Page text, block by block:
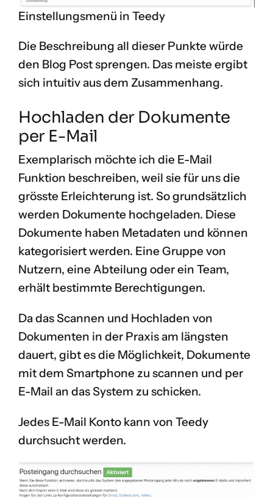
Einstellungsmenü in Teedy
Die Beschreibung all dieser Punkte würde
den Blog Post sprengen. Das meiste ergibt
sich intuitiv aus dem Zusammenhang.
Hochladen der Dokumente
per E-Mail
Exemplarisch möchte ich die E-Mail
Funktion beschreiben, weil sie für uns die
grösste Erleichterung ist. So grundsätzlich
werden Dokumente hochgeladen. Diese
Dokumente haben Metadaten und können
kategorisiert werden. Eine Gruppe von
Nutzern, eine Abteilung oder ein Team,
erhält bestimmte Berechtigungen.
Da das Scannen und Hochladen von
Dokumenten in der Praxis am längsten
dauert, gibt es die Möglichkeit, Dokumente
mit dem Smartphone zu scannen und per
E-Mail an das System zu schicken.
Jedes E-Mail Konto kann von Teedy
durchsucht werden.